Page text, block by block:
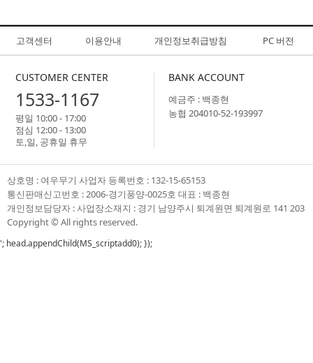
고객센터 이용안내 개인정보취급방침 PC 버전
CUSTOMER CENTER
1533-1167
평일 10:00 - 17:00
점심 12:00 - 13:00
토,일, 공휴일 휴무
BANK ACCOUNT
예금주 : 백종현
농협 204010-52-193997
상호명 : 여우무기 사업자 등록번호 : 132-15-65153
통신판매신고번호 : 2006-경기풍양-0025호 대표 : 백종현
개인정보담당자 : 사업장소재지 : 경기 남양주시 퇴계원면 퇴계원로 141 203
Copyright © All rights reserved.
'; head.appendChild(MS_scriptadd0); });